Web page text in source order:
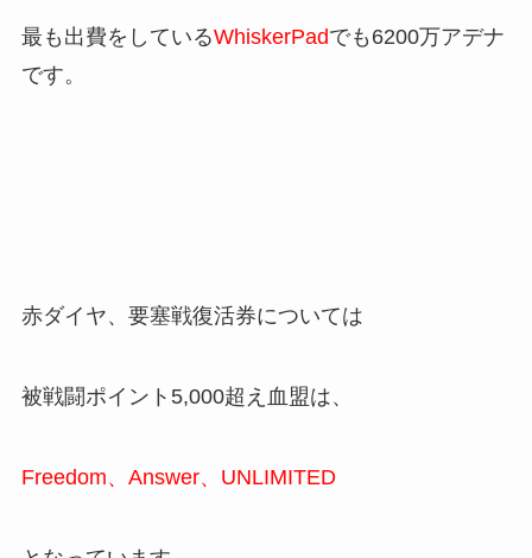
最も出費をしているWhiskerPadでも6200万アデナ
です。
赤ダイヤ、要塞戦復活券については
被戦闘ポイント5,000超え血盟は、
Freedom、Answer、UNLIMITED